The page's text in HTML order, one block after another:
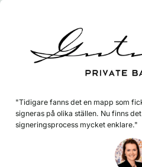
"Tidigare fanns det en mapp som
signeras på olika ställen. Nu finns
signeringsprocess mycket enklare."